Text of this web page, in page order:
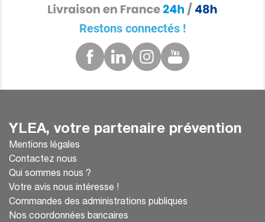
Restons connectés !
YLEA, votre partenaire prévention
Mentions légales
Contactez nous
Qui sommes nous ?
Votre avis nous intéresse !
Commandes des administrations publiques
Nos coordonnées bancaires